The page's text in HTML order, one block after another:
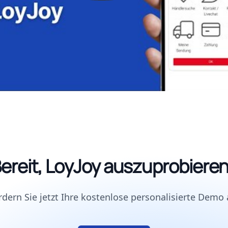
LoyJoy
Sie jetzt Ihre kostenlose personalisierte Demo